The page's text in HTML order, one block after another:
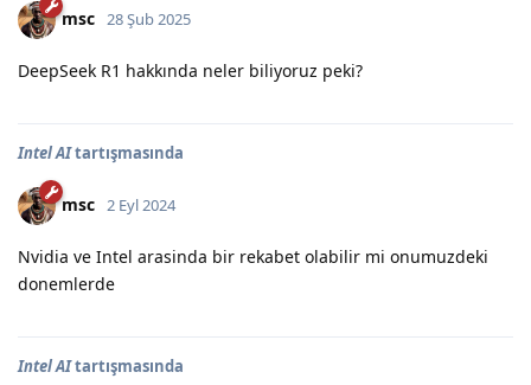
msc 28 Şub 2025
DeepSeek R1 hakkında neler biliyoruz peki?
Intel AItartışmasında
msc 2 Eyl 2024
Nvidia ve Intel arasinda bir rekabet olabilir mi onumuzdeki
donemlerde
Intel AItartışmasında